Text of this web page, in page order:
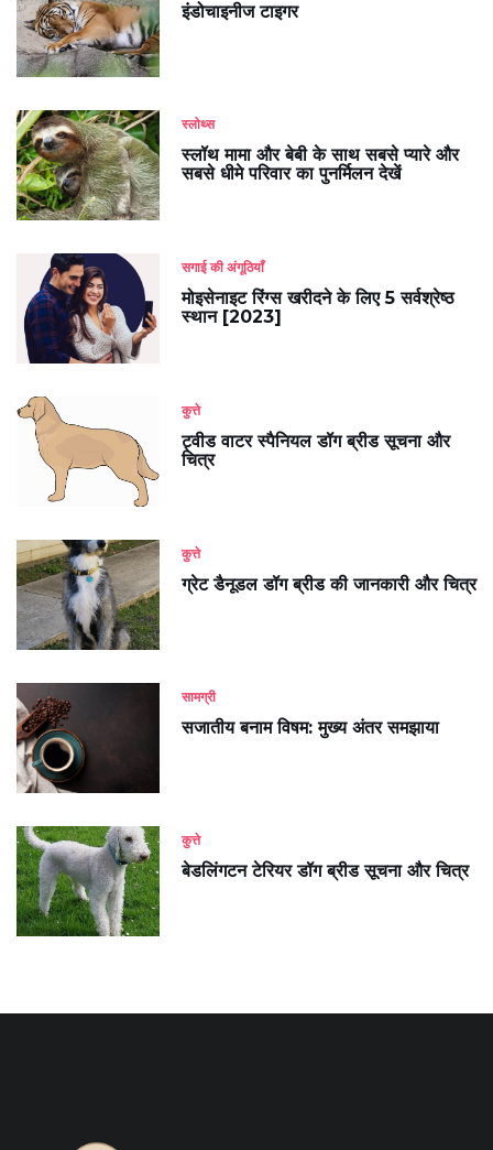
इंडोचाइनीज टाइगर
स्लोथ्स
स्लॉथ मामा और बेबी के साथ सबसे प्यारे और
सबसे धीमे परिवार का पुनर्मिलन देखें
सगाई की अंगूठियाँ
मोइसेनाइट रिंग्स खरीदने के लिए 5 सर्वश्रेष्ठ
स्थान [2023]
कुत्ते
ट्वीड वाटर स्पैनियल डॉग ब्रीड सूचना और
चित्र
कुत्ते
ग्रेट डैनूडल डॉग ब्रीड की जानकारी और चित्र
सामग्री
सजातीय बनाम विषम: मुख्य अंतर समझाया
कुत्ते
बेडलिंगटन टेरियर डॉग ब्रीड सूचना और चित्र